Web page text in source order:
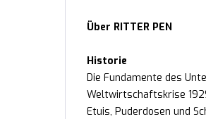
Über RITTER PEN
Historie
Die Fundamente des
Weltwirtschaftskrise
Etuis, Puderdosen und